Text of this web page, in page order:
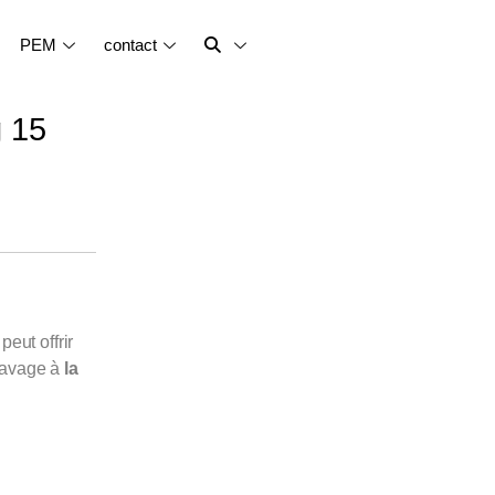
PEM contact
15
offrir
à la